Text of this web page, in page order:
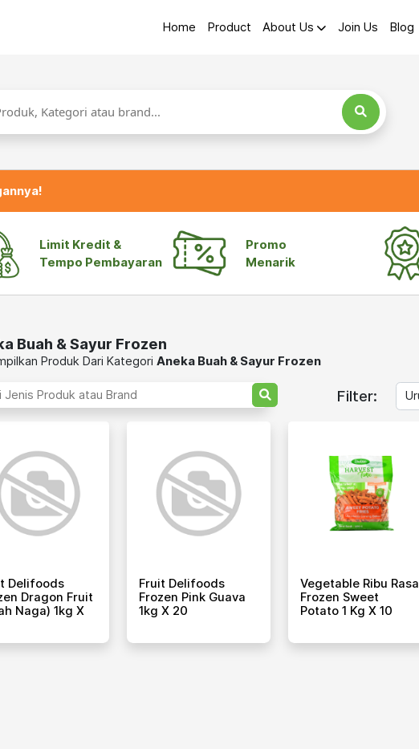
Home Product About Us Join Us Blog
Limit Kredit &
Tempo Pembayaran
Promo
Menarik
Buah & Sayur Frozen
Produk Dari Kategori Aneka Buah & Sayur Frozen
Filter:
Delifoods
Dragon Fruit
Naga) 1kg X
Fruit Delifoods
Frozen Pink Guava
1kg X 20
Vegetable Ribu Rasa
Frozen Sweet
Potato 1 Kg X 10